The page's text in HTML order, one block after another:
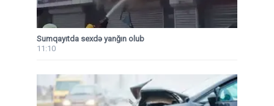
Sumqayıtda sexdə yanğın olub
11:10